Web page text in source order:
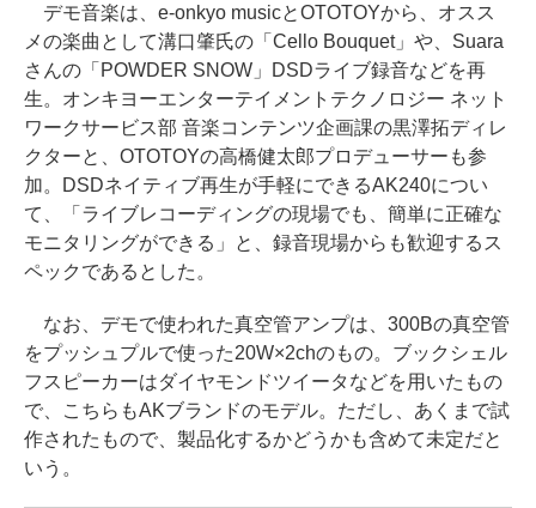
デモ音楽は、e-onkyo musicとOTOTOYから、オスス
メの楽曲として溝口肇氏の「Cello Bouquet」や、Suara
さんの「POWDER SNOW」DSDライブ録音などを再
生。オンキヨーエンターテイメントテクノロジー ネット
ワークサービス部 音楽コンテンツ企画課の黒澤拓ディレ
クターと、OTOTOYの高橋健太郎プロデューサーも参
加。DSDネイティブ再生が手軽にできるAK240につい
て、「ライブレコーディングの現場でも、簡単に正確な
モニタリングができる」と、録音現場からも歓迎するス
ペックであるとした。
なお、デモで使われた真空管アンプは、300Bの真空管
をプッシュプルで使った20W×2chのもの。ブックシェル
フスピーカーはダイヤモンドツイータなどを用いたもの
で、こちらもAKブランドのモデル。ただし、あくまで試
作されたもので、製品化するかどうかも含めて未定だと
いう。